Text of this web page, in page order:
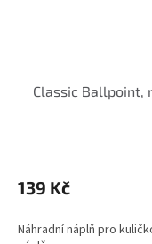
Classic Ballpoint,
139 Kč
Náhradní náplň pro